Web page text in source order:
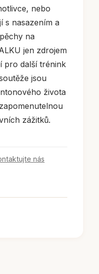
nebo
s nasazením a
na
jen zdrojem
pro další trénink
jsou
života
zážitků.
nás